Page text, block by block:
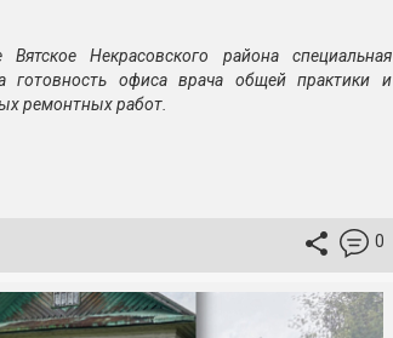
Некрасовского района специальная
готовность офиса врача общей практики и
ремонтных работ.
0